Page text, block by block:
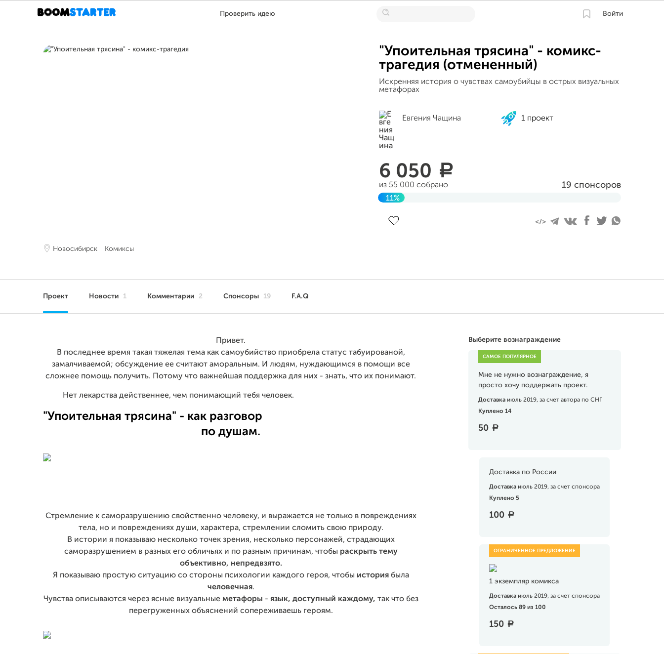
Проверить идею Войти
Новосибирск Комиксы
"Упоительная трясина" - комикс-
трагедия (отмененный)
Искренняя история о чувствах самоубийцы в острых визуальных
метафорах
Евгения Чащина 1 проект
6 050 a
из 55 000 собрано 19 спонсоров
11%
Проект Новости 1 Комментарии 2 Спонсоры 19 F.A.Q
Выберите вознаграждение
Мне не нужно вознаграждение, я
просто хочу поддержать проект.
Доставка июль 2019, за счет автора по СНГ
Куплено 14
50 a
Доставка по России
Доставка июль 2019, за счет спонсора
Куплено 5
100 a
1 экземпляр комикса
Доставка июль 2019, за счет спонсора
Осталось 89 из 100
150 a
Привет.
В последнее время такая тяжелая тема как самоубийство приобрела статус табуированой,
замалчиваемой; обсуждение ее считают аморальным. И людям, нуждающимся в помощи все
сложнее помощь получить. Потому что важнейшая поддержка для них - знать, что их понимают.
Нет лекарства действеннее, чем понимающий тебя человек.
"Упоительная трясина" - как разговор
по душам.
Стремление к саморазрушению свойственно человеку, и выражается не только в повреждениях
тела, но и повреждениях души, характера, стремлении сломить свою природу.
В истории я показываю несколько точек зрения, несколько персонажей, страдающих
саморазрушением в разных его обличьях и по разным причинам, чтобы раскрыть тему
объективно, непредвзято.
Я показываю простую ситуацию со стороны психологии каждого героя, чтобы историябыла
человечная.
Чувства описываются через ясные визуальные метафоры - язык, доступный каждому, так что без
перегруженных объяснений сопереживаешь героям.